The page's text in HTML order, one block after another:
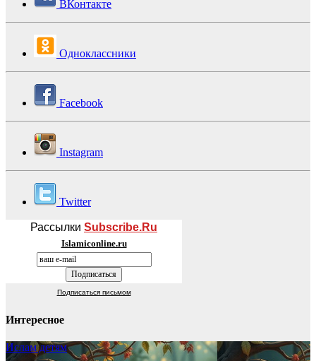
ВКонтакте
Одноклассники
Facebook
Instagram
Twitter
Рассылки Subscribe.Ru
Islamiconline.ru
Подписаться письмом
Интересное
Ислам детям